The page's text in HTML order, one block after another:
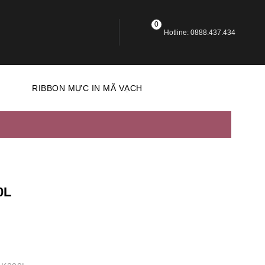
Hotline: 0888.437.434
0
RIBBON MỰC IN MÃ VẠCH